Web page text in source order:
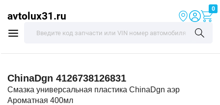
avtolux31.ru
0
ChinaDgn 4126738126831
Смазка универсальная пластика ChinaDgn аэр
Ароматная 400мл